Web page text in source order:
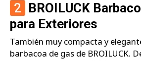
2 BROILUCK
para Exteriores
También muy compacta y
barbacoa de gas de BROILUCK.